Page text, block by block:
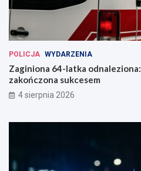
POLICJA WYDARZENIA
Zaginiona 64-latka
zakończona sukcesem
4 sierpnia 2026